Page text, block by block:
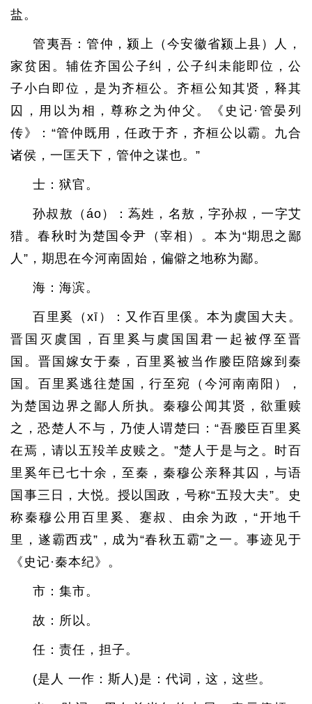
盐。
管夷吾：管仲，颍上（今安徽省颍上县）人，
家贫困。辅佐齐国公子纠，公子纠未能即位，公
子小白即位，是为齐桓公。齐桓公知其贤，释其
囚，用以为相，尊称之为仲父。《史记·管晏列
传》：“管仲既用，任政于齐，齐桓公以霸。九合
诸侯，一匡天下，管仲之谋也。”
士：狱官。
孙叔敖（áo）：蒍姓，名敖，字孙叔，一字艾
猎。春秋时为楚国令尹（宰相）。本为“期思之鄙
人”，期思在今河南固始，偏僻之地称为鄙。
海：海滨。
百里奚（xī）：又作百里傒。本为虞国大夫。
晋国灭虞国，百里奚与虞国国君一起被俘至晋
国。晋国嫁女于秦，百里奚被当作媵臣陪嫁到秦
国。百里奚逃往楚国，行至宛（今河南南阳），
为楚国边界之鄙人所执。秦穆公闻其贤，欲重赎
之，恐楚人不与，乃使人谓楚曰：“吾媵臣百里奚
在焉，请以五羖羊皮赎之。”楚人于是与之。时百
里奚年已七十余，至秦，秦穆公亲释其囚，与语
国事三日，大悦。授以国政，号称“五羖大夫”。史
称秦穆公用百里奚、蹇叔、由余为政，“开地千
里，遂霸西戎”，成为“春秋五霸”之一。事迹见于
《史记·秦本纪》。
市：集市。
故：所以。
任：责任，担子。
(是人 一作：斯人)是：代词，这，这些。